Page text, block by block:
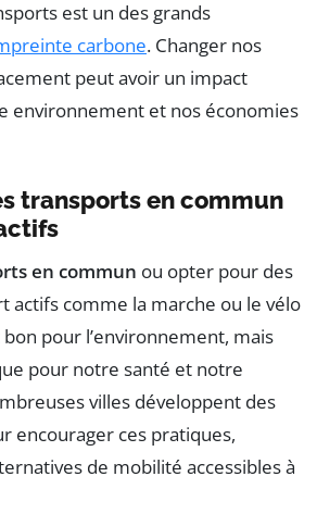
est un des grands
carbone. Changer nos
peut avoir un impact
environnement et nos économies
transports en commun
en commun ou opter pour des
actifs comme la marche ou le vélo
pour l’environnement, mais
pour notre santé et notre
villes développent des
encourager ces pratiques,
de mobilité accessibles à